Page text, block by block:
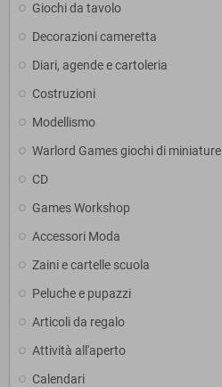
Giochi da tavolo
Decorazioni cameretta
Diari, agende e cartoleria
Costruzioni
Modellismo
Warlord Games giochi di miniature
CD
Games Workshop
Accessori Moda
Zaini e cartelle scuola
Peluche e pupazzi
Articoli da regalo
Attività all'aperto
Calendari